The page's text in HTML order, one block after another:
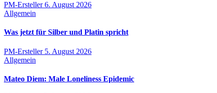
PM-Ersteller6. August 2026
Allgemein
Was jetzt für Silber und Platin spricht
PM-Ersteller 5. August 2026
Allgemein
Mateo Diem: Male Loneliness Epidemic